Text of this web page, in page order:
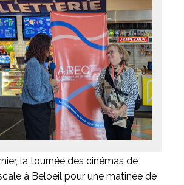
la tournée des cinémas de
à Beloeil pour une matinée de